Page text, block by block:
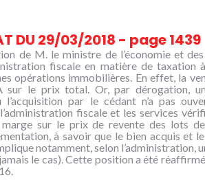
DU 29/03/2018 - page 1439
de M. le ministre de l’économie et des
fiscale en matière de taxation
opérations immobilières. En effet, la
sur le prix total. Or, par dérogation,
par le cédant n’a pas
fiscale et les services
sur le prix de revente des lots
à savoir que le bien acquis et
notamment, selon l’administration,
le cas). Cette position a été